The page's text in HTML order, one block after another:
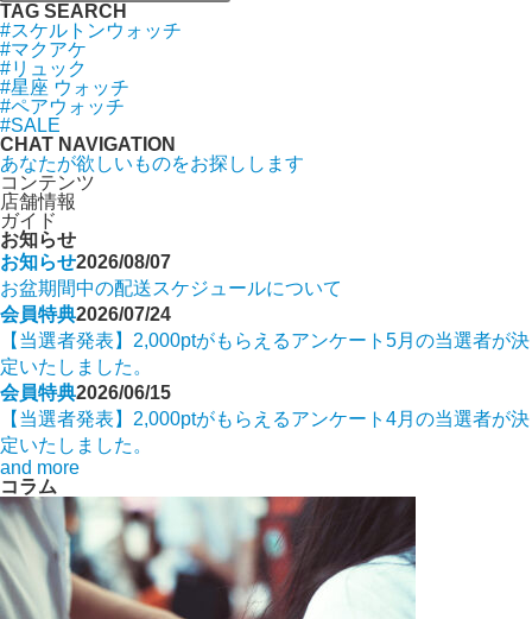
TAG SEARCH
#スケルトンウォッチ
#マクアケ
#リュック
#星座 ウォッチ
#ペアウォッチ
#SALE
CHAT NAVIGATION
あなたが欲しいものをお探しします
コンテンツ
店舗情報
ガイド
お知らせ
お知らせ2026/08/07
お盆期間中の配送スケジュールについて
会員特典2026/07/24
【当選者発表】2,000ptがもらえるアンケート5月の当選者が決
定いたしました。
会員特典2026/06/15
【当選者発表】2,000ptがもらえるアンケート4月の当選者が決
定いたしました。
and more
コラム